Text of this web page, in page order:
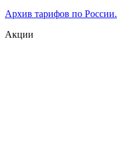
Архив тарифов по России.
Акции